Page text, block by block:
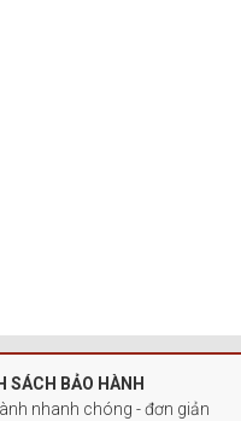
SÁCH BẢO HÀNH
nhanh chóng - đơn giản